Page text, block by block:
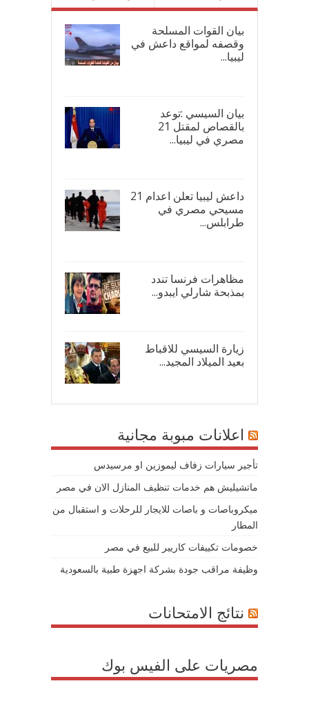
بيان القوات المسلحة
وقصفه لمواقع داعش في
ليبيا...
بيان السيسي :توعد
بالقصاص لمقتل 21
مصري في ليبيا...
داعش ليبيا تعلن اعدام 21
مسيحي مصري في
طرابلس...
مظاهرات فرنسا تندد
بمذبحة شارلي ايبدو...
زيارة السيسي للاقباط
بعيد الميلاد المجيد...
اعلانات مبوبة مجانية
تأجير سيارات زفاف ليموزين او مرسيدس
ماتشيليش هم خدمات تنظيف المنازل الان في مصر
ميكروباصات و باصات للايجار للرحلات و استقبال من
المطار
خصومات تكييفات كاريير للبيع في مصر
وظيفة مراقب جودة بشركة اجهزة طبية بالسعودية
نتائج الامتحانات
مصريات على الفيس بوك